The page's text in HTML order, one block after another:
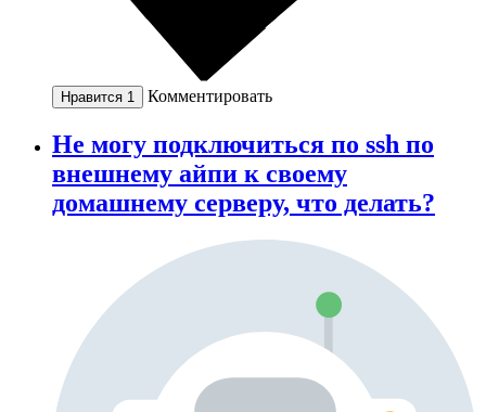
Нравится 1 Комментировать
Не могу подключиться по ssh по
внешнему айпи к своему
домашнему серверу, что делать?